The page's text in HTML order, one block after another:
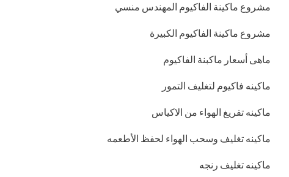
مشروع ماكينة الفاكيوم المهندس منسي
مشروع ماكينة الفاكيوم الكبيرة
ماهى أسعار ماكبنة الفاكيوم
ماكينه فاكيوم لتغليف التمور
ماكينه تفريغ الهواء من الاكياس
ماكينه تغليف وسحب الهواء لحفظ الأطعمه
ماكينه تغليف رنجه